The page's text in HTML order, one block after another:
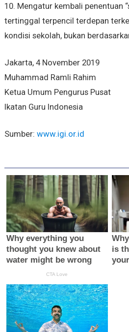
10. Mengatur kembali penentuan
tertinggal terpencil terdepan
kondisi sekolah, bukan
Jakarta, 4 November 2019
Muhammad Ramli Rahim
Ketua Umum Pengurus Pusat
Ikatan Guru Indonesia
Sumber: www.igi.or.id